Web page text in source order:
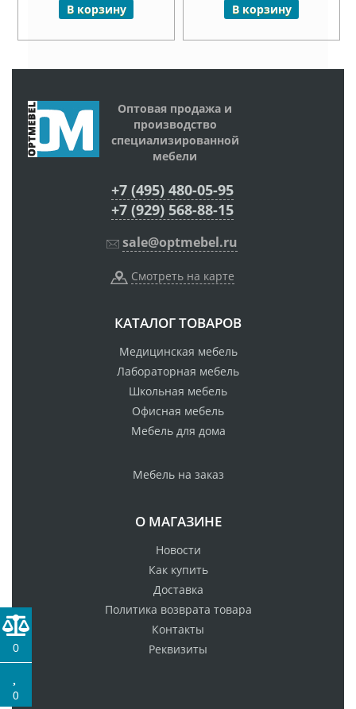
В корзину В корзину
Оптовая продажа и
производство
специализированной
мебели
+7 (495) 480-05-95
+7 (929) 568-88-15
sale@optmebel.ru
Смотреть на карте
КАТАЛОГ ТОВАРОВ
Медицинская мебель
Лабораторная мебель
Школьная мебель
Офисная мебель
Мебель для дома
Мебель на заказ
О МАГАЗИНЕ
Новости
Как купить
Доставка
Политика возврата товара
Контакты
Реквизиты
0
0